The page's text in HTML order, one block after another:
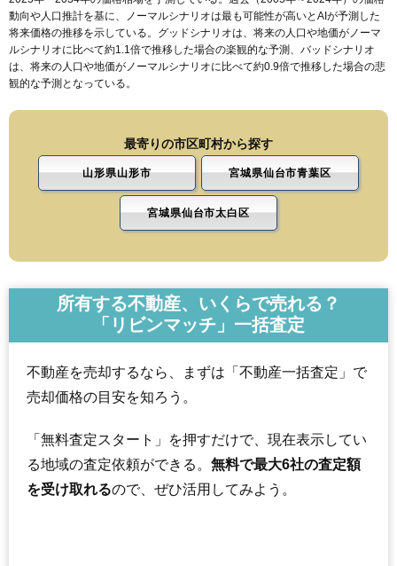
動向や人口推計を基に、ノーマルシナリオは最も可能性が高いとAIが予測した
将来価格の推移を示している。グッドシナリオは、将来の人口や地価がノーマ
ルシナリオに比べて約1.1倍で推移した場合の楽観的な予測、バッドシナリオ
は、将来の人口や地価がノーマルシナリオに比べて約0.9倍で推移した場合の悲
観的な予測となっている。
最寄りの市区町村から探す
山形県山形市 宮城県仙台市青葉区
宮城県仙台市太白区
所有する不動産、いくらで売れる？
「リビンマッチ」一括査定
不動産を売却するなら、まずは「不動産一括査定」で
売却価格の目安を知ろう。
「無料査定スタート」を押すだけで、現在表示してい
る地域の査定依頼ができる。 無料で最大6社の査定額
を受け取れるので、ぜひ活用してみよう。